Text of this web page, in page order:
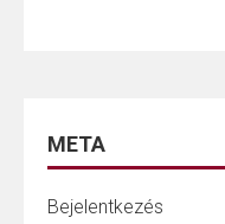
META
Bejelentkezés